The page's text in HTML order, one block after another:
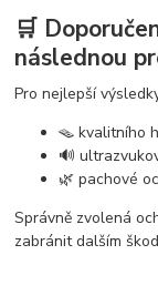
🛒
následnou
Pro nejlepší
🪤 kvalitního
🔊
🌿 pachové
Správně zvolená
zabránit dalším